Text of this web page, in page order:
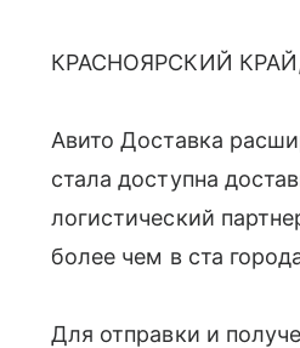
КРАСНОЯРСКИЙ
Авито Доставка
стала доступна
логистический
более чем в ста
Для отправки и